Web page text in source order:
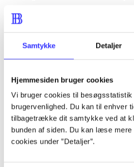
Samtykke Detaljer
Hjemmesiden bruger cookies
Vi bruger cookies til besøgsstatistik
brugervenlighed. Du kan til enhver
tilbagetrække dit samtykke ved at
bunden af siden. Du kan læse mere
cookies under ”Detaljer”.
...
...
...